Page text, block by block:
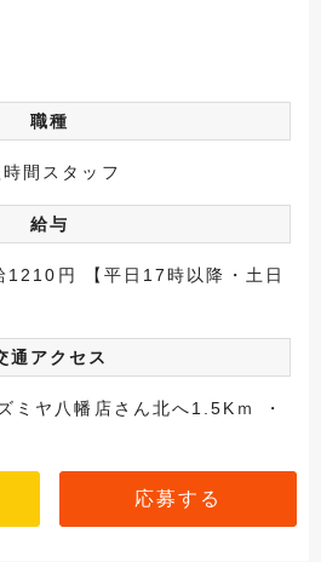
職種
間スタッフ
給与
1210円 【平日17時以降・土日
通アクセス
ミヤ八幡店さん北へ1.5Kｍ ・
応募する